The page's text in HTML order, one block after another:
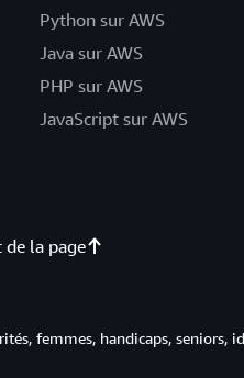
Python sur AWS
Java sur AWS
PHP sur AWS
JavaScript sur AWS
de la page
femmes, handicaps, seniors,